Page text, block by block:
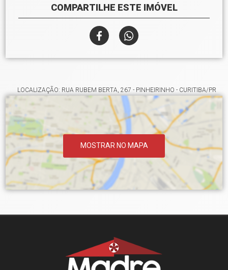
COMPARTILHE ESTE IMÓVEL
LOCALIZAÇÃO: RUA RUBEM BERTA, 267 - PINHEIRINHO - CURITIBA/PR
MOSTRAR NO MAPA